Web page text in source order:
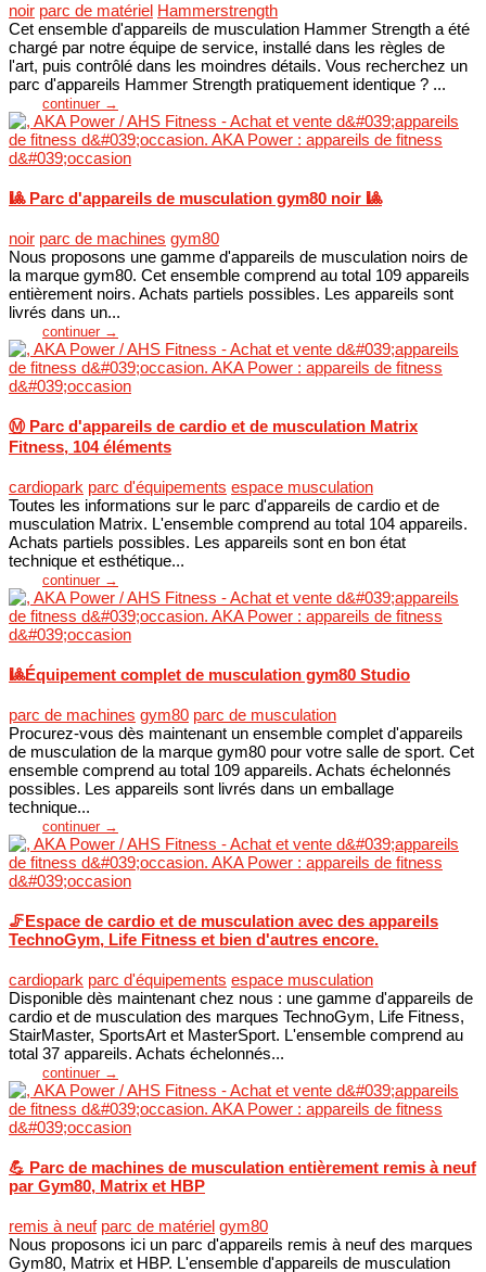
noir parc de matériel Hammerstrength
Cet ensemble d'appareils de musculation Hammer Strength a été
chargé par notre équipe de service, installé dans les règles de
l'art, puis contrôlé dans les moindres détails. Vous recherchez un
parc d'appareils Hammer Strength pratiquement identique ? ...
continuer →
🎱 Parc d'appareils de musculation gym80 noir 🎱
noir parc de machines gym80
Nous proposons une gamme d'appareils de musculation noirs de
la marque gym80. Cet ensemble comprend au total 109 appareils
entièrement noirs. Achats partiels possibles. Les appareils sont
livrés dans un...
continuer →
Ⓜ️ Parc d'appareils de cardio et de musculation Matrix
Fitness, 104 éléments
cardiopark parc d'équipements espace musculation
Toutes les informations sur le parc d'appareils de cardio et de
musculation Matrix. L'ensemble comprend au total 104 appareils.
Achats partiels possibles. Les appareils sont en bon état
technique et esthétique...
continuer →
🎱Équipement complet de musculation gym80 Studio
parc de machines gym80 parc de musculation
Procurez-vous dès maintenant un ensemble complet d'appareils
de musculation de la marque gym80 pour votre salle de sport. Cet
ensemble comprend au total 109 appareils. Achats échelonnés
possibles. Les appareils sont livrés dans un emballage
technique...
continuer →
🦵Espace de cardio et de musculation avec des appareils
TechnoGym, Life Fitness et bien d'autres encore.
cardiopark parc d'équipements espace musculation
Disponible dès maintenant chez nous : une gamme d'appareils de
cardio et de musculation des marques TechnoGym, Life Fitness,
StairMaster, SportsArt et MasterSport. L'ensemble comprend au
total 37 appareils. Achats échelonnés...
continuer →
💪 Parc de machines de musculation entièrement remis à neuf
par Gym80, Matrix et HBP
remis à neuf parc de matériel gym80
Nous proposons ici un parc d'appareils remis à neuf des marques
Gym80, Matrix et HBP. L'ensemble d'appareils de musculation